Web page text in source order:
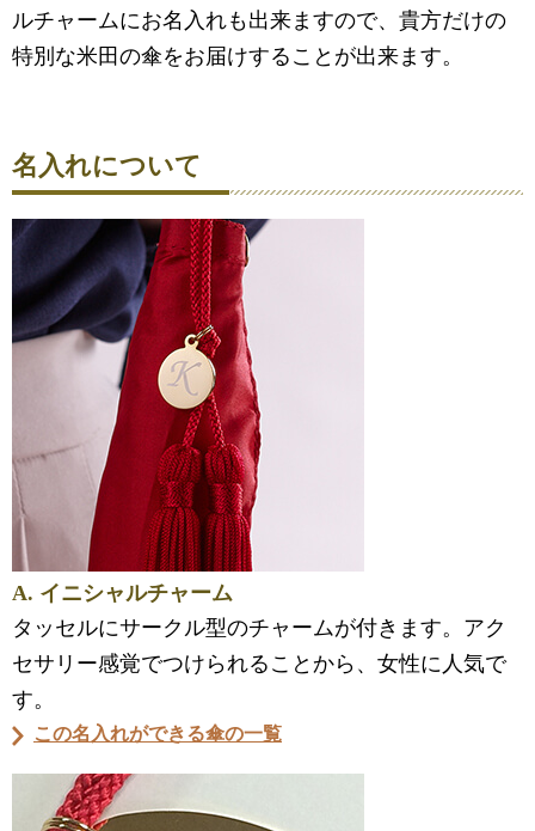
ルチャームにお名入れも出来ますので、貴方だけの
特別な米田の傘をお届けすることが出来ます。
名入れについて
A. イニシャルチャーム
タッセルにサークル型のチャームが付きます。アク
セサリー感覚でつけられることから、女性に人気で
す。
この名入れができる傘の一覧